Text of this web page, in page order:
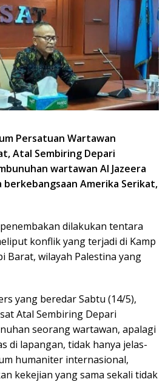
Persatuan Wartawan
Atal Sembiring Depari
wartawan Al Jazeera
Amerika Serikat,
dilakukan tentara
konflik yang terjadi di Kamp
Barat, wilayah Palestina yang
yang beredar Sabtu (14/5),
Atal Sembiring Depari
seorang wartawan, apalagi
di lapangan, tidak hanya jelas-
humaniter internasional,
kekejian yang sama sekali tidak